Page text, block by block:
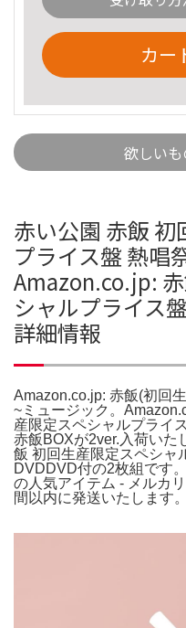
カー
欲しい
赤い公園 赤飯
プライス盤 熱唱
Amazon.co.jp:
シャルプライス
詳細情報
Amazon.co.jp: 赤飯(初回
~ミュージック。
産限定スペシャルプライ
赤飯BOXが2ver.入荷いた
飯 初回生産限定スペシャ
DVDDVD付の2枚組です
の人気アイテム - メルカ
間以内に発送いたします。